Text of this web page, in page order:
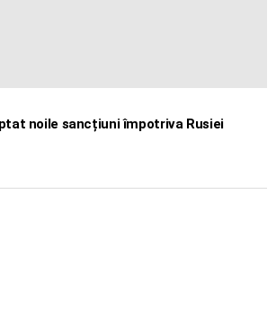
noile sancțiuni împotriva Rusiei